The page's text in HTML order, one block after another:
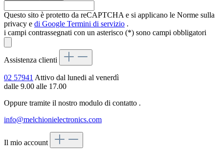
Questo sito è protetto da reCAPTCHA e si applicano le Norme sulla
privacy e di Google Termini di servizio .
i campi contrassegnati con un asterisco (*) sono campi obbligatori
Assistenza clienti
02 57941 Attivo dal lunedi al venerdì
dalle 9.00 alle 17.00
Oppure tramite il nostro modulo di contatto .
info@melchionielectronics.com
Il mio account